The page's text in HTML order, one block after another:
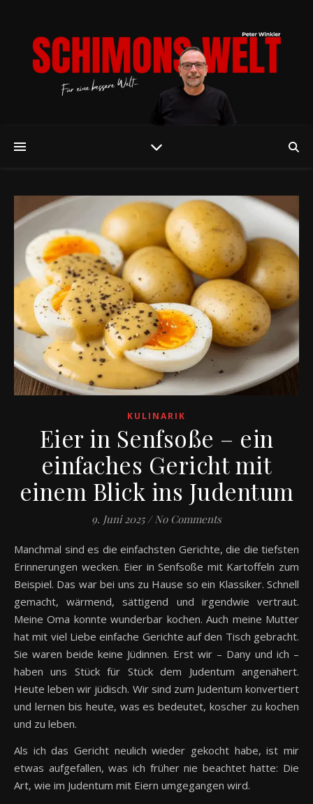
KULINARIK
Eier in Senfsoße – ein
einfaches Gericht mit
einem Blick ins Judentum
9. Juni 2025 / No Comments
Manchmal sind es die einfachsten Gerichte, die die tiefsten
Erinnerungen wecken. Eier in Senfsoße mit Kartoffeln zum
Beispiel. Das war bei uns zu Hause so ein Klassiker. Schnell
gemacht, wärmend, sättigend und irgendwie vertraut.
Meine Oma konnte wunderbar kochen. Auch meine Mutter
hat mit viel Liebe einfache Gerichte auf den Tisch gebracht.
Sie waren beide keine Jüdinnen. Erst wir – Dany und ich –
haben uns Stück für Stück dem Judentum angenähert.
Heute leben wir jüdisch. Wir sind zum Judentum konvertiert
und lernen bis heute, was es bedeutet, koscher zu kochen
und zu leben.
Als ich das Gericht neulich wieder gekocht habe, ist mir
etwas aufgefallen, was ich früher nie beachtet hatte: Die
Art, wie im Judentum mit Eiern umgegangen wird.